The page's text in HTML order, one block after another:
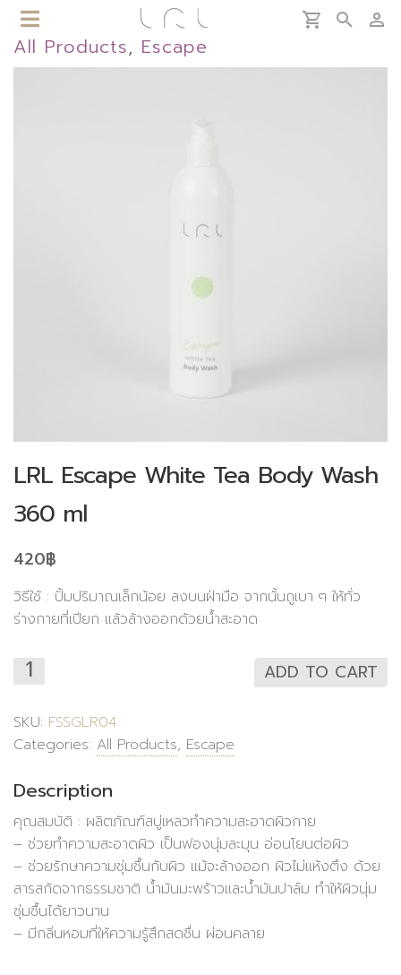
All Products, Escape
LRL Escape White Tea Body Wash
360 ml
420฿
วิธีใช้ : ปั้มปริมาณเล็กน้อย ลงบนฝ่ามือ จากนั้นถูเบา ๆ ให้ทั่ว
ร่างกายที่เปียก แล้วล้างออกด้วยน้ำสะอาด
ADD TO CART
SKU: FSSGLR04
Categories: All Products, Escape
Description
คุณสมบัติ : ผลิตภัณฑ์สบู่เหลวทำความสะอาดผิวกาย
– ช่วยทำความสะอาดผิว เป็นฟองนุ่มละมุน อ่อนโยนต่อผิว
– ช่วยรักษาความชุ่มชื้นกับผิว แม้จะล้างออก ผิวไม่แห้งตึง ด้วย
สารสกัดจากธรรมชาติ น้ำมันมะพร้าวและน้ำมันปาล์ม ทำให้ผิวนุ่ม
ชุ่มชื้นได้ยาวนาน
– มีกลิ่นหอมที่ให้ความรู้สึกสดชื่น ผ่อนคลาย